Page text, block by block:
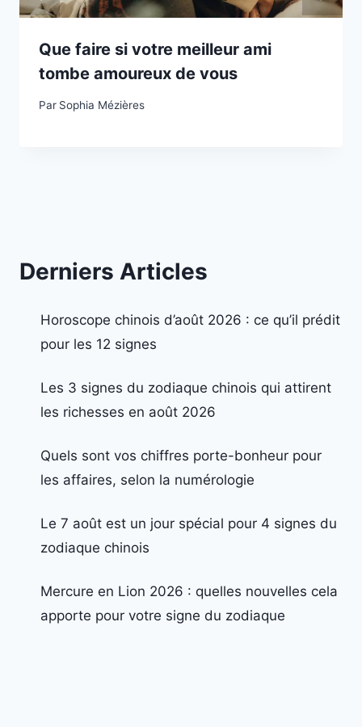
Que faire si votre meilleur ami
tombe amoureux de vous
Par Sophia Mézières
Derniers Articles
Horoscope chinois d’août 2026 : ce qu’il prédit
pour les 12 signes
Les 3 signes du zodiaque chinois qui attirent
les richesses en août 2026
Quels sont vos chiffres porte-bonheur pour
les affaires, selon la numérologie
Le 7 août est un jour spécial pour 4 signes du
zodiaque chinois
Mercure en Lion 2026 : quelles nouvelles cela
apporte pour votre signe du zodiaque